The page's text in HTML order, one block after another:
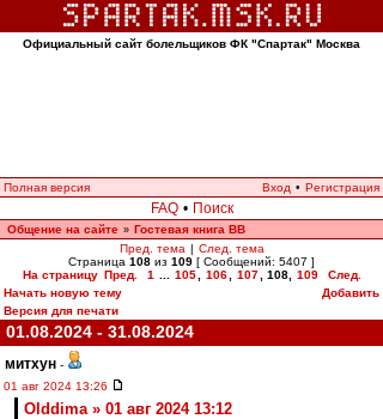
Официальный сайт болельщиков ФК "Спартак" Москва
Полная версия Вход • Регистрация
FAQ • Поиск
Общение на сайте » Гостевая книга ВВ
Пред. тема | След. тема
Страница 108 из 109 [ Сообщений: 5407 ]
На страницу Пред. 1 105 106 107 108, 109
След.
Начать новую тему
Добавить
Версия для печати
01.08.2024 - 31.08.2024
митхун -
01 авг 2024 13:26
Olddima » 01 авг 2024 13:12